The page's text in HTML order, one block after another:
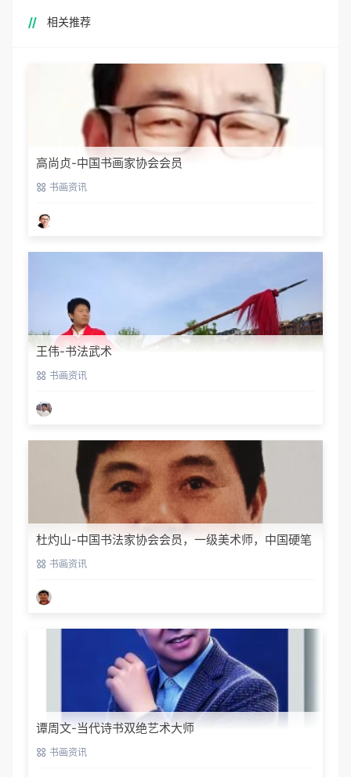
相关推荐
高尚贞-中国书画家协会会员
书画资讯
王伟-书法武术
书画资讯
杜灼山-中国书法家协会会员，一级美术师，中国硬笔
书法家协会会员
书画资讯
谭周文-当代诗书双绝艺术大师
书画资讯